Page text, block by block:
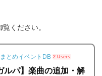
ください。
とめイベントDB 2 Users
ルパ】楽曲の追加・解